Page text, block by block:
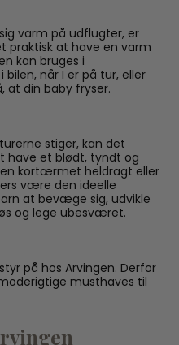
varm på udflugter, er
praktisk at have en varm
kan bruges i
når I er på tur, eller
at din baby fryser.
stiger, kan det
have et blødt, tyndt og
kortærmet heldragt eller
være den ideelle
at bevæge sig, udvikle
og lege ubesværet.
på hos Arvingen. Derfor
musthaves til